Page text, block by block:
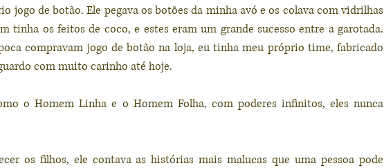
jogo de botão. Ele pegava os botões da minha avó e os colava com vidrilhas
tinha os feitos de coco, e estes eram um grande sucesso entre a garotada.
compravam jogo de botão na loja, eu tinha meu próprio time, fabricado
com muito carinho até hoje.
o Homem Linha e o Homem Folha, com poderes infinitos, eles nunca
os filhos, ele contava as histórias mais malucas que uma pessoa pode